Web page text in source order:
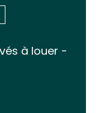
à louer -